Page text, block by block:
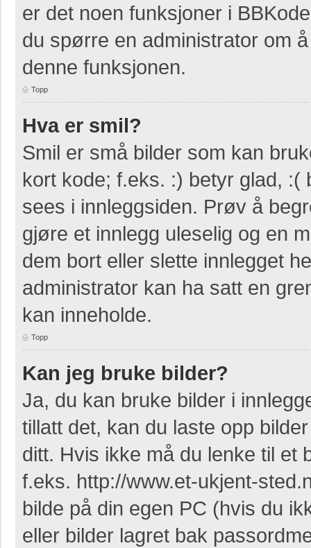
er det noen funksjoner i
du spørre en administrator om
denne funksjonen.
Topp
Hva er smil?
Smil er små bilder som kan
kort kode; f.eks. :) betyr glad,
sees i innleggsiden. Prøv å
gjøre et innlegg uleselig og en
dem bort eller slette innlegget
administrator kan ha satt en
kan inneholde.
Topp
Kan jeg bruke bilder?
Ja, du kan bruke bilder i
tillatt det, kan du laste opp
ditt. Hvis ikke må du lenke til et
f.eks. http://www.et-ukjent-
bilde på din egen PC (hvis du
eller bilder lagret bak